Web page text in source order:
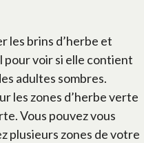
les brins d’herbe et
pour voir si elle contient
adultes sombres.
les zones d’herbe verte
Vous pouvez vous
plusieurs zones de votre